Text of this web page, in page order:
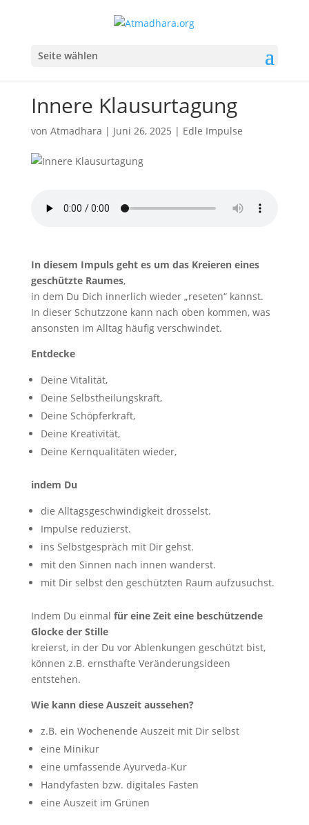
Seite wählen
Innere Klausurtagung
von Atmadhara | Juni 26, 2025 | Edle Impulse
In diesem Impuls geht es um das Kreieren eines
geschützte Raumes,
in dem Du Dich innerlich wieder „reseten“ kannst.
In dieser Schutzzone kann nach oben kommen, was
ansonsten im Alltag häufig verschwindet.
Entdecke
Deine Vitalität,
Deine Selbstheilungskraft,
Deine Schöpferkraft,
Deine Kreativität,
Deine Kernqualitäten wieder,
indem Du
die Alltagsgeschwindigkeit drosselst.
Impulse reduzierst.
ins Selbstgespräch mit Dir gehst.
mit den Sinnen nach innen wanderst.
mit Dir selbst den geschützten Raum aufzusuchst.
Indem Du einmal für eine Zeit eine beschützende
Glocke der Stille
kreierst, in der Du vor Ablenkungen geschützt bist,
können z.B. ernsthafte Veränderungsideen
entstehen.
Wie kann diese Auszeit aussehen?
z.B. ein Wochenende Auszeit mit Dir selbst
eine Minikur
eine umfassende Ayurveda-Kur
Handyfasten bzw. digitales Fasten
eine Auszeit im Grünen